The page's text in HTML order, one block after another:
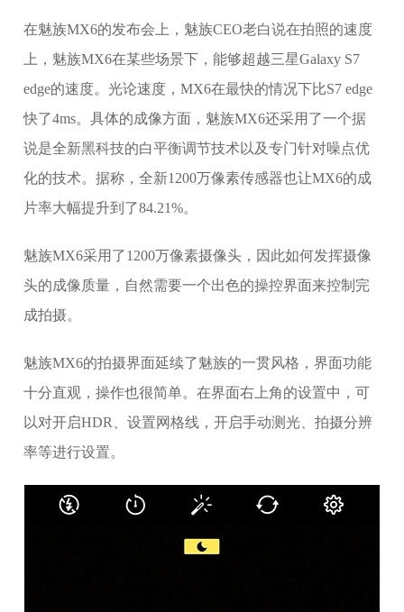
在魅族MX6的发布会上，魅族CEO老白说在拍照的速度
上，魅族MX6在某些场景下，能够超越三星Galaxy S7
edge的速度。光论速度，MX6在最快的情况下比S7 edge
快了4ms。具体的成像方面，魅族MX6还采用了一个据
说是全新黑科技的白平衡调节技术以及专门针对噪点优
化的技术。据称，全新1200万像素传感器也让MX6的成
片率大幅提升到了84.21%。
魅族MX6采用了1200万像素摄像头，因此如何发挥摄像
头的成像质量，自然需要一个出色的操控界面来控制完
成拍摄。
魅族MX6的拍摄界面延续了魅族的一贯风格，界面功能
十分直观，操作也很简单。在界面右上角的设置中，可
以对开启HDR、设置网格线，开启手动测光、拍摄分辨
率等进行设置。